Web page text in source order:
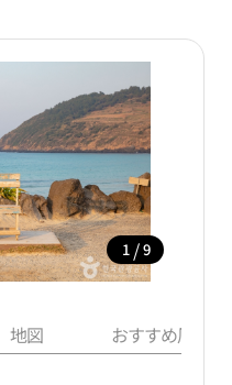
1 / 9
地図 おすすめ周辺